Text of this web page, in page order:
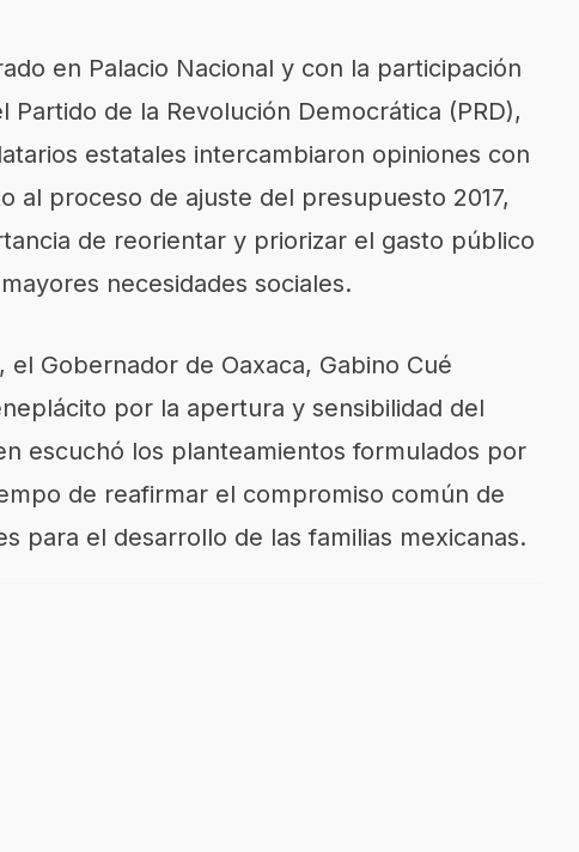
en Palacio Nacional y con la participación
Partido de la Revolución Democrática (PRD),
estatales intercambiaron opiniones con
al proceso de ajuste del presupuesto 2017,
de reorientar y priorizar el gasto público
necesidades sociales.
Gobernador de Oaxaca, Gabino Cué
por la apertura y sensibilidad del
escuchó los planteamientos formulados por
de reafirmar el compromiso común de
para el desarrollo de las familias mexicanas.